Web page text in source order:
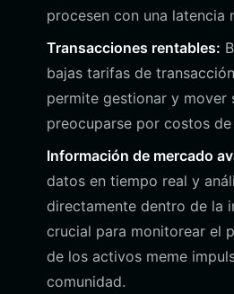
procesen con una latencia
Transacciones rentables:
bajas tarifas de
permite gestionar y mover
preocuparse por costos
Información de mercado
datos en tiempo real y
directamente dentro de la
crucial para monitorear el
de los activos meme
comunidad.